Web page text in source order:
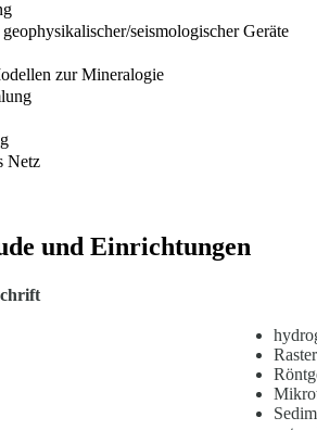
seismologischer Geräte
zur Mineralogie
Netz
und Einrichtungen